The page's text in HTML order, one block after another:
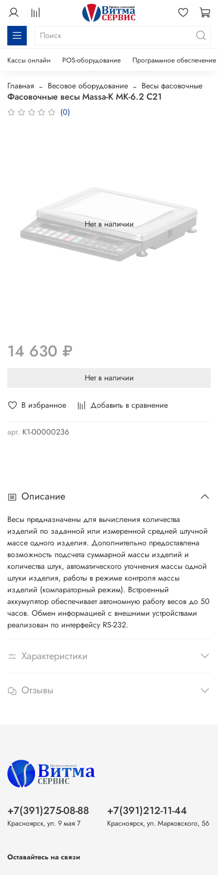
Кассы онлайн POS-оборудование Программное обеспечение
Главная Весовое оборудование Весы фасовочные
Фасовочные весы Massa-K МК-6.2 С21
(0)
В избранное Добавить в сравнение
арт. K1-00000236
Нет в наличии
14 630 ₽
Нет в наличии
Описание
Весы предназначены для вычисления количества
изделий по заданной или измеренной средней штучной
массе одного изделия. Дополнительно предоставлена
возможность подсчета суммарной массы изделий и
количества штук, автоматического уточнения массы одной
штуки изделия, работы в режиме контроля массы
изделий (компараторный режим). Встроенный
аккумулятор обеспечивает автономную работу весов до 50
часов. Обмен информацией с внешними устройствами
реализован по интерфейсу RS-232.
Характеристики
Отзывы
+7(391)275-08-88
Красноярск, ул. 9 мая 7
+7(391)212-11-44
Красноярск, ул. Марковского, 56
Оставайтесь на связи